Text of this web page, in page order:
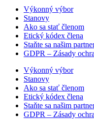
Výkonný výbor
Stanovy
Ako sa stať členom
Etický kódex člena
Staňte sa našim
GDPR – Zásady
Výkonný výbor
Stanovy
Ako sa stať členom
Etický kódex člena
Staňte sa našim
GDPR – Zásady